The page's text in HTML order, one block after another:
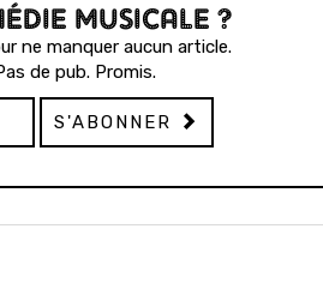
MUSICALE ?
ne manquer aucun article.
de pub. Promis.
S'ABONNER